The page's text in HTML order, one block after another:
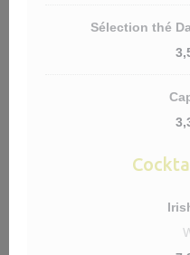
Sélection thé